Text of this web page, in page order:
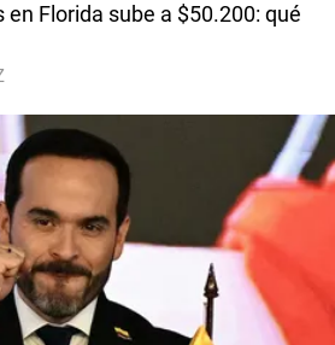
Florida sube a $50.200: qué